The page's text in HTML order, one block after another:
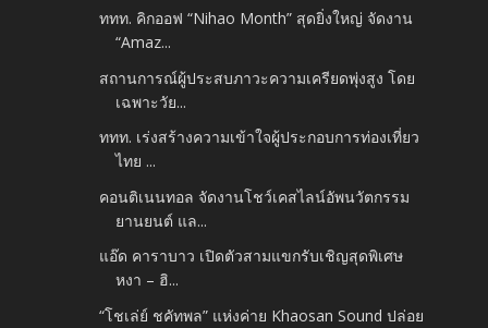
ททท. คิกออฟ “Nihao Month” สุดยิ่งใหญ่ จัดงาน
“Amaz...
สถานการณ์ผู้ประสบภาวะความเครียดพุ่งสูง โดย
เฉพาะวัย...
ททท. เร่งสร้างความเข้าใจผู้ประกอบการท่องเที่ยว
ไทย ...
คอนติเนนทอล จัดงานโชว์เคสไลน์อัพนวัตกรรม
ยานยนต์ แล...
แอ๊ด คาราบาว เปิดตัวสามแขกรับเชิญสุดพิเศษ
หงา – ฮิ...
“โชเล่ย์ ชคัทพล” แห่งค่าย Khaosan Sound ปล่อย